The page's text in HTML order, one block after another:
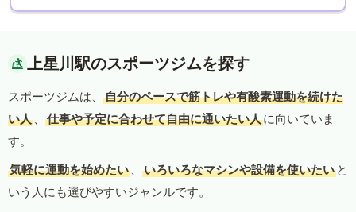
上星川駅のスポーツジムを探す
スポーツジムは、
自分のペースで筋トレや有酸素運動を続けた
い人 、 仕事や予定に合わせて自由に通いたい人に向いていま
す。
気軽に運動を始めたい 、 いろいろなマシンや設備を使いたい と
いう人にも選びやすいジャンルです。